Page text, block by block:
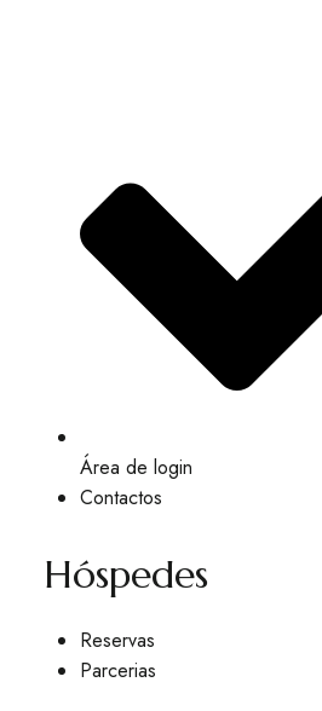
Área de login
Contactos
Hóspedes
Reservas
Parcerias